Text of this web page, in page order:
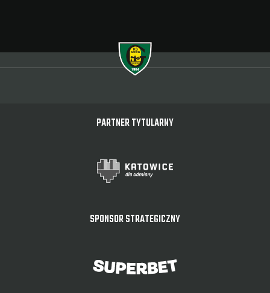
PARTNER TYTULARNY
SPONSOR STRATEGICZNY